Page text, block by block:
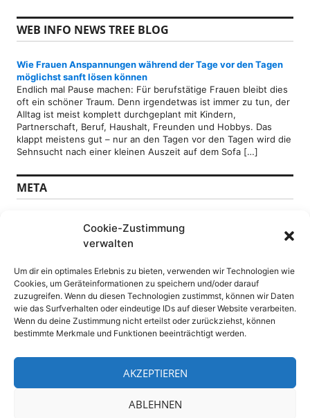
Cookie-Zustimmung
verwalten
Um dir ein optimales Erlebnis zu bieten, verwenden wir Technologien wie
Cookies, um Geräteinformationen zu speichern und/oder darauf
zuzugreifen. Wenn du diesen Technologien zustimmst, können wir Daten
wie das Surfverhalten oder eindeutige IDs auf dieser Website verarbeiten.
Wenn du deine Zustimmung nicht erteilst oder zurückziehst, können
bestimmte Merkmale und Funktionen beeinträchtigt werden.
AKZEPTIEREN
ABLEHNEN
WEB INFO NEWS TREE BLOG
Wie Frauen Anspannungen während der Tage vor den Tagen
möglichst sanft lösen können
Endlich mal Pause machen: Für berufstätige Frauen bleibt dies
oft ein schöner Traum. Denn irgendetwas ist immer zu tun, der
Alltag ist meist komplett durchgeplant mit Kindern,
Partnerschaft, Beruf, Haushalt, Freunden und Hobbys. Das
klappt meistens gut – nur an den Tagen vor den Tagen wird die
Sehnsucht nach einer kleinen Auszeit auf dem Sofa […]
META
Feed der Einträge
Kommentare-Feed
SEITEN
Datenschutz
Impressum
WebPressNews sitemap